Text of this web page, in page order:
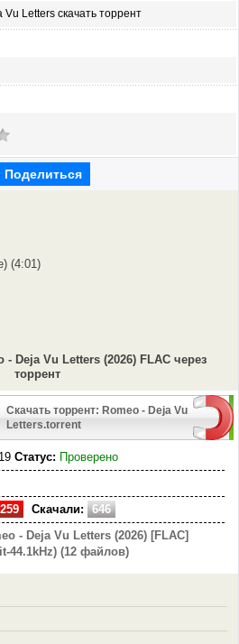
Vu Letters скачать торрент
Поделиться
(4:01)
Deja Vu Letters (2026) FLAC через
торрент
Скачать торрент: Romeo - Deja Vu
Letters.torrent
Статус: Проверено
259 Скачали:
646
- Deja Vu Letters (2026) [FLAC]
44.1kHz) (12 файлов)